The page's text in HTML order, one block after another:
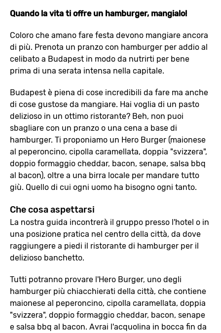
Quando la vita ti offre un hamburger, mangialo!
Coloro che amano fare festa devono mangiare ancora
di più. Prenota un pranzo con hamburger per addio al
celibato a Budapest in modo da nutrirti per bene
prima di una serata intensa nella capitale.
Budapest è piena di cose incredibili da fare ma anche
di cose gustose da mangiare. Hai voglia di un pasto
delizioso in un ottimo ristorante? Beh, non puoi
sbagliare con un pranzo o una cena a base di
hamburger. Ti proponiamo un Hero Burger (maionese
al peperoncino, cipolla caramellata, doppia "svizzera",
doppio formaggio cheddar, bacon, senape, salsa bbq
al bacon), oltre a una birra locale per mandare tutto
giù. Quello di cui ogni uomo ha bisogno ogni tanto.
Che cosa aspettarsi
La nostra guida incontrerà il gruppo presso l'hotel o in
una posizione pratica nel centro della città, da dove
raggiungere a piedi il ristorante di hamburger per il
delizioso banchetto.
Tutti potranno provare l'Hero Burger, uno degli
hamburger più chiacchierati della città, che contiene
maionese al peperoncino, cipolla caramellata, doppia
"svizzera", doppio formaggio cheddar, bacon, senape
e salsa bbq al bacon. Avrai l'acquolina in bocca fin da